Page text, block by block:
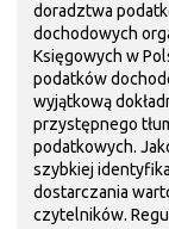
doradztwa
dochodowych
Księgowych w
podatków
wyjątkową
przystępnego
podatkowych.
szybkiej
dostarczania
czytelników.